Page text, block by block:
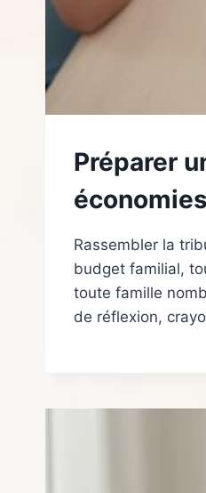
Préparer
économies
Rassembler la
budget familial,
toute famille
de réflexion,